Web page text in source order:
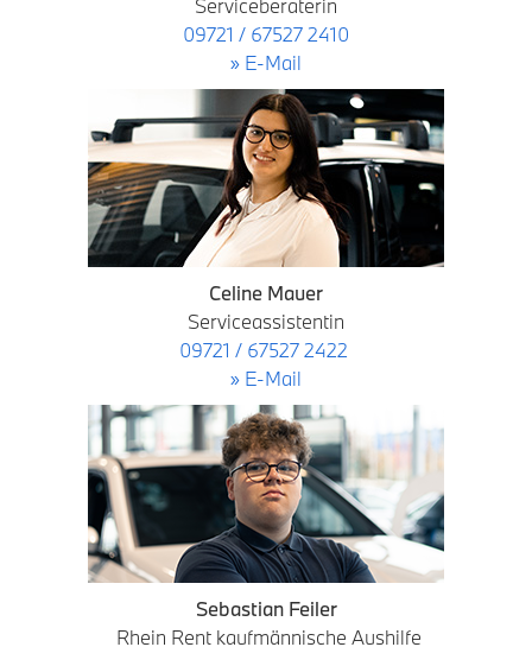
Serviceberaterin
09721 / 67527 2410
» E-Mail
Celine Mauer
Serviceassistentin
09721 / 67527 2422
» E-Mail
Sebastian Feiler
Rhein Rent kaufmännische Aushilfe